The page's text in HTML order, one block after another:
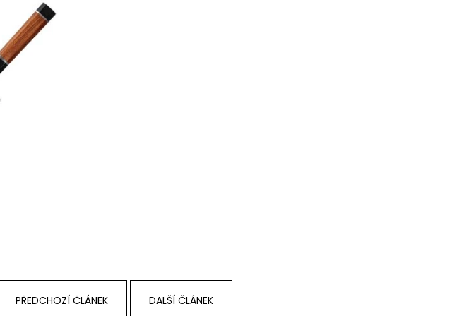
PŘEDCHOZÍ ČLÁNEK DALŠÍ ČLÁNEK